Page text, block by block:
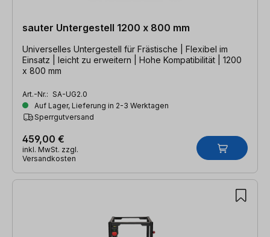
sauter Untergestell 1200 x 800 mm
Universelles Untergestell für Frästische | Flexibel im
Einsatz | leicht zu erweitern | Hohe Kompatibilität | 1200
x 800 mm
Art.-Nr.: SA-UG2.0
Auf Lager, Lieferung in 2-3 Werktagen
Sperrgutversand
459,00 €
inkl. MwSt. zzgl.
Versandkosten